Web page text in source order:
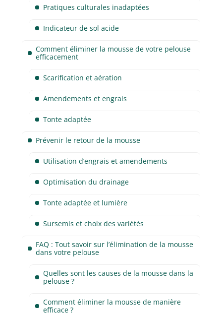
Pratiques culturales inadaptées
Indicateur de sol acide
Comment éliminer la mousse de votre pelouse
efficacement
Scarification et aération
Amendements et engrais
Tonte adaptée
Prévenir le retour de la mousse
Utilisation d’engrais et amendements
Optimisation du drainage
Tonte adaptée et lumière
Sursemis et choix des variétés
FAQ : Tout savoir sur l’élimination de la mousse
dans votre pelouse
Quelles sont les causes de la mousse dans la
pelouse ?
Comment éliminer la mousse de manière
efficace ?